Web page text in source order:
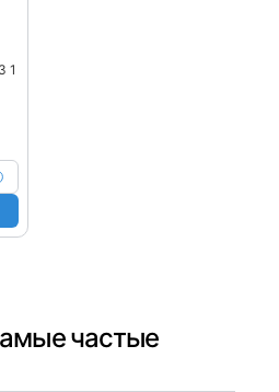
1
частые